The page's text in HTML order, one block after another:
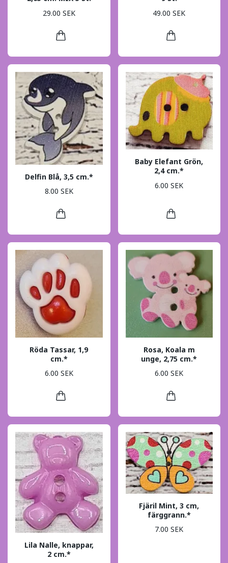
29.00 SEK
49.00 SEK
Delfin Blå, 3,5 cm.*
8.00 SEK
Baby Elefant Grön,
2,4 cm.*
6.00 SEK
Röda Tassar, 1,9
cm.*
6.00 SEK
Rosa, Koala m
unge, 2,75 cm.*
6.00 SEK
Lila Nalle, knappar,
2 cm.*
Fjäril Mint, 3 cm,
färggrann.*
7.00 SEK